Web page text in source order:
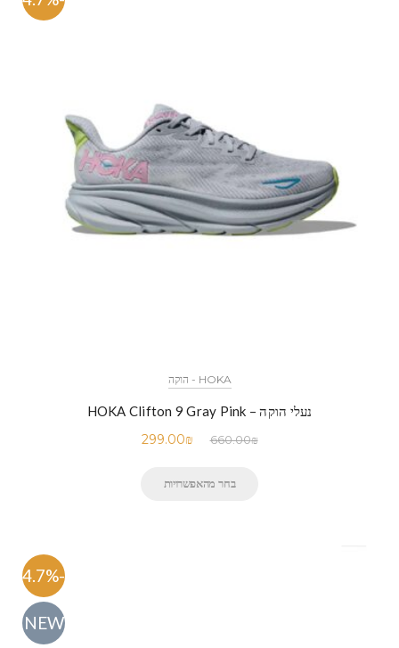
HOKA - הוקה
נעלי הוקה – HOKA Clifton 9 Gray Pink
660.00₪
299.00₪
בחר מהאפשרויות
-54.7%
NEW